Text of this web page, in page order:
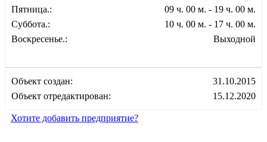
Пятница.:
09 ч. 00 м. - 19 ч. 00 м.
Суббота.:
10 ч. 00 м. - 17 ч. 00 м.
Воскресенье.:
Выходной
Объект создан:
31.10.2015
Объект отредактирован:
15.12.2020
Хотите добавить предприятие?